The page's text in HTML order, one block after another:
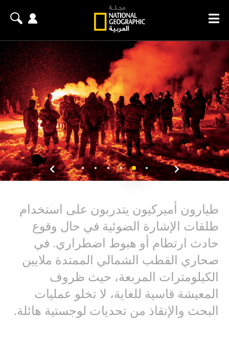
طيارون أميركيون يتدربون على استخدام
طلقات الإشارة الضوئية في حال وقوع
حادث ارتطام أو هبوط اضطراري. في
صحاري القطب الشمالي الممتدة ملايين
الكيلومترات المربعة، حيث ظروف
المعيشة قاسية للغاية، لا تخلو عمليات
البحث والإنقاذ من تحديات لوجستية هائلة.